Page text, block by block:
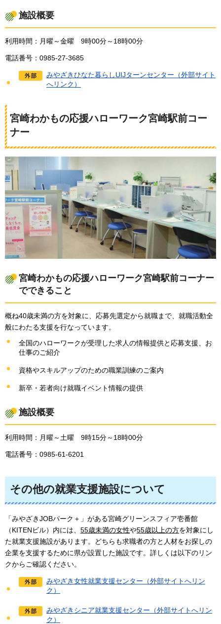
施設概要
利用時間：月曜～金曜 9時00分～18時00分
電話番号：0985-27-3685
みやざきひなた暮らしUIJターンセンター（外部サイト
へリンク）
宮崎わかもの応援ハローワーク宮崎駅前コー
ナー
宮崎わかもの応援ハローワーク宮崎駅前コーナー
でできること
概ね40歳未満の方を対象に、応募先選定から就職まで、就職活動全
般にわたる支援を行なっています。
全国のハローワークが受理した求人の情報提供と応募支援、お
仕事のご紹介
資格やスキルアップのための職業訓練のご案内
新卒・若者向け就職イベント情報の提供
施設概要
利用時間：月曜～土曜 9時15分～18時00分
電話番号：0985-61-6201
その他の就業支援施設について
「みやざきJOBパーク＋」がある宮崎グリーンスフィア壱番館
（KITENビル）内には、 55歳未満の女性や55歳以上の方を対象にし
た就業支援施設があります。どちらも求職者の方と人材をお探しの
企業を支援するために県が設置した施設です。詳しくは以下のリン
クからご確認ください。
みやざき女性就業支援センター（外部サイトへリン
ク）
みやざきシニア就業支援センター（外部サイトへリン
ク）